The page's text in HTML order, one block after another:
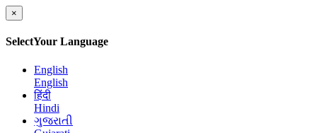
×
SelectYour Language
English
English
हिंदी
Hindi
ગુજરાતી